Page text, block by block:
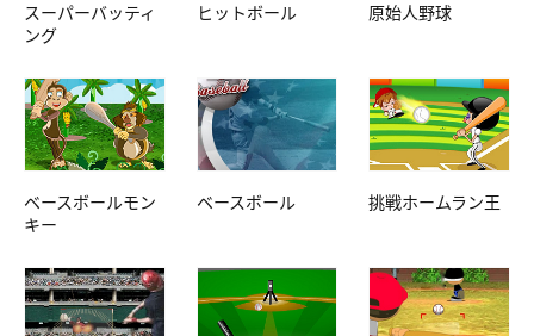
スーパーバッティ
ング
ヒットボール 原始人野球
ベースボールモン
キー
ベースボール 挑戦ホームラン王